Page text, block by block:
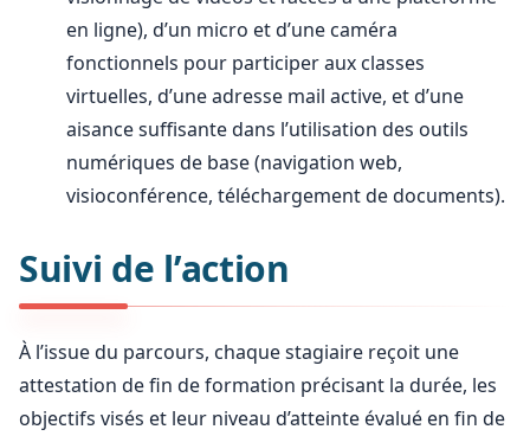
en ligne), d’un micro et d’une caméra
fonctionnels pour participer aux classes
virtuelles, d’une adresse mail active, et d’une
aisance suffisante dans l’utilisation des outils
numériques de base (navigation web,
visioconférence, téléchargement de documents).
Suivi de l’action
À l’issue du parcours, chaque stagiaire reçoit une
attestation de fin de formation précisant la durée, les
objectifs visés et leur niveau d’atteinte évalué en fin de